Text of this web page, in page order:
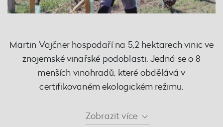
Martin Vajčner hospodaří na 5,2 hektarech vinic ve
znojemské vinařské podoblasti. Jedná se o 8
menších vinohradů, které obdělává v
certifikovaném ekologickém režimu.
Zobrazitvíce